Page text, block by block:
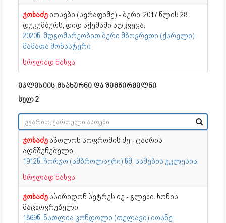
ჯოხაძე იოსები (სერაფიმე) - ბერი. 2017 წლის 28
დეკემბერს, დიდ სქემაში აღკვეცა.
2020წ. მდგომარეობით ბერი მზოვრეთი (ქარელი)
მამათა მონასტერი
სრულად ნახვა
ეკლესიის მსახურნი და შემწირველნი
სულ 2
ჯოხაძე აპოლონ სოფრომის ძე - ტაძრის
აღმშენებელი.
1912წ. ჩორჯო (ამბროლაური) წმ. სამების ეკლესია
სრულად ნახვა
ჯოხაძე სპირიდონ პეტრეს ძე - გლეხი. ხონის
მაცხოვრებელი
1869წ. ნათლია კონდოლი (თელავი) იოანე